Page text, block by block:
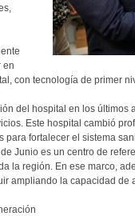
en
con tecnología de primer
del hospital en los últimos
Este hospital cambió
fortalecer el sistema
Junio es un centro de
la región. En ese marco,
ampliando la capacidad de